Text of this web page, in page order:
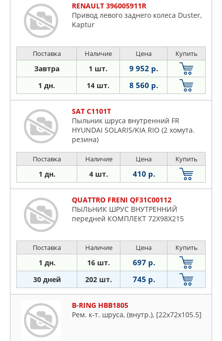
RENAULT 396005911R
Привод левого заднего колеса Duster,
Kaptur
Поставка Наличие Цена Купить
Завтра 1 шт. 9 952 р.
1 дн. 14 шт. 8 560 р.
SAT C1101T
Пыльник шруса внутренний FR
HYUNDAI SOLARIS/KIA RIO (2 хомута.
резина)
Поставка Наличие Цена Купить
1 дн. 4 шт. 410 р.
QUATTRO FRENI QF31C00112
ПЫЛЬНИК ШРУС ВНУТРЕННИЙ
передней КОМПЛЕКТ 72X98X215
Поставка Наличие Цена Купить
1 дн. 16 шт. 697 р.
30 дней 202 шт. 745 р.
B-RING HBB1805
Рем. к-т. шруса, (внутр.), [22x72x105.5]